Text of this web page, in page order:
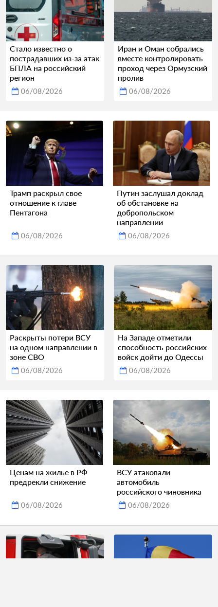
Стало известно о
пострадавших из-за атак
БПЛА на российский
регион
06/08/2026
Иран и Оман собрались
вместе контролировать
проход через Ормузский
пролив
06/08/2026
Трамп раскрыл свое
отношение к главе
Пентагона
06/08/2026
Путин заслушал доклад
об обстановке на
добропольском
направлении
06/08/2026
Раскрыты потери ВСУ
на одном направлении в
зоне СВО
06/08/2026
На Западе отметили
способность российских
войск дойти до Одессы
06/08/2026
Ценам на жилье в РФ
предрекли снижение
06/08/2026
ВСУ атаковали
автомобиль
российского чиновника
06/08/2026